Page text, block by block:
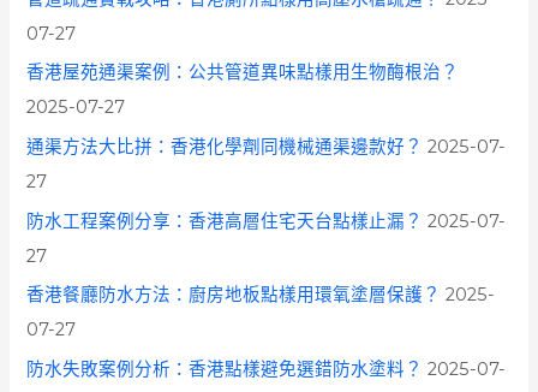
07-27
香港屋苑通渠案例：公共管道異味點樣用生物酶根治？
2025-07-27
通渠方法大比拼：香港化學劑同機械通渠邊款好？ 2025-07-
27
防水工程案例分享：香港高層住宅天台點樣止漏？ 2025-07-
27
香港餐廳防水方法：廚房地板點樣用環氧塗層保護？ 2025-
07-27
防水失敗案例分析：香港點樣避免選錯防水塗料？ 2025-07-